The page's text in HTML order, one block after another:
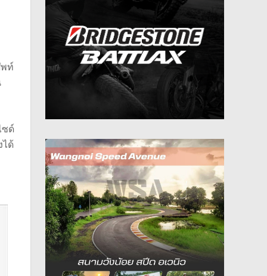
ท์
ซด์
ด้